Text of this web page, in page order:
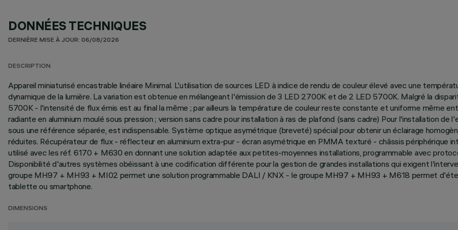
DONNÉES TECHNIQUES
DERNIÈRE MISE À JOUR: 06/08/2026
DESCRIPTION
Appareil miniaturisé encastrable linéaire Minimal. L'utilisation de sources LED à indice de rendu de couleur élevé avec une
dynamique de la lumière. La variation est obtenue en mélangeant l'émission de 3 LED 2700K et de 2 LED 5700K. Malgré la
5700K - l'intensité de flux émis est au final la même ; par ailleurs la température de couleur reste constante et uniforme même
radiante en aluminium moulé sous pression ; version sans cadre pour installation à ras de plafond (sans cadre) Pour l'installation
sous une référence séparée, est indispensable. Système optique asymétrique (breveté) spécial pour obtenir un éclairage
réduites. Récupérateur de flux - réflecteur en aluminium extra-pur - écran asymétrique en PMMA texturé - châssis périphérique
utilisé avec les réf. 6170 + M630 en donnant une solution adaptée aux petites-moyennes installations, programmable avec
Disponibilité d'autres systèmes obéissant à une codification différente pour la gestion de grandes installations qui exigent
groupe MH97 + MH93 + MI02 permet une solution programmable DALI / KNX - le groupe MH97 + MH93 + M618 permet
tablette ou smartphone.
DIMENSIONS